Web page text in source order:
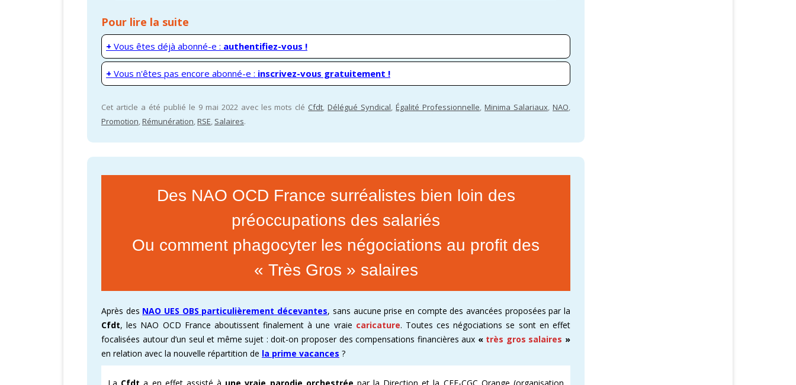
Pour lire la suite
+ Vous êtes déjà abonné-e : authentifiez-vous !
+ Vous n'êtes pas encore abonné-e : inscrivez-vous gratuitement !
Cet article a été publié le 9 mai 2022 avec les mots clé Cfdt,Délégué Syndical,Égalité Professionnelle,Minima Salariaux,NAO,
Promotion,Rémunération,RSE, Salaires.
Des NAO OCD France surréalistes bien loin des
préoccupations des salariés
Ou comment phagocyter les négociations au profit des
« Très Gros » salaires
Après des NAO UES OBS particulièrement décevantes, sans aucune prise en compte des avancées proposées par la
Cfdt, les NAO OCD France aboutissent finalement à une vraie caricature. Toutes ces négociations se sont en effet
focalisées autour d’un seul et même sujet : doit-on proposer des compensations financières aux « très gros salaires »
en relation avec la nouvelle répartition de la prime vacances ?